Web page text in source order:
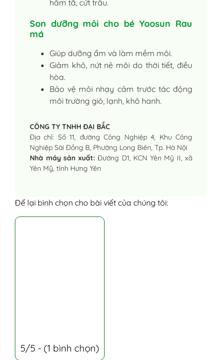
hăm tã, cứt trâu.
Son dưỡng môi cho bé Yoosun Rau
má
Giúp dưỡng ẩm và làm mềm môi.
Giảm khô, nứt nẻ môi do thời tiết, điều
hòa.
Bảo vệ môi nhạy cảm trước tác động
môi trường gió, lạnh, khô hanh.
CÔNG TY TNHH ĐẠI BẮC
Địa chỉ: Số 11, đường Công Nghiệp 4, Khu Công
Nghiệp Sài Đồng B, Phường Long Biên, Tp. Hà Nội
Nhà máy sản xuất: Đường D1, KCN Yên Mỹ II, xã
Yên Mỹ, tỉnh Hưng Yên
Để lại bình chọn cho bài viết của chúng tôi:
5/5 - (1 bình chọn)